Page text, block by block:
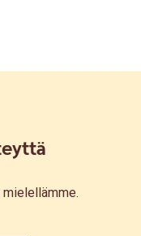
mielellämme.